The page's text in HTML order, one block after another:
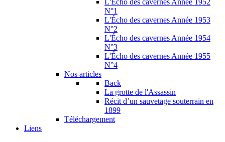
N°1
L'Écho des cavernes Année 1953
N°2
L'Écho des cavernes Année 1954
N°3
L'Écho des cavernes Année 1955
N°4
Nos articles
Back
La grotte de l'Assassin
Récit d’un sauvetage souterrain en
1899
Téléchargement
Liens